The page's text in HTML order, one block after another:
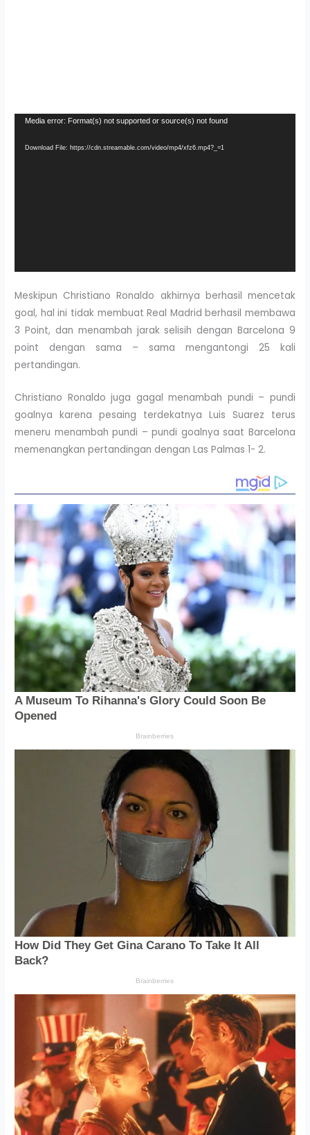
Video
Media error: Format(s) not supported or source(s) not found
Download File: https://cdn.streamable.com/video/mp4/xfz6.mp4?_=1
Meskipun Christiano Ronaldo akhirnya berhasil mencetak
goal, hal ini tidak membuat Real Madrid berhasil membawa
3 Point, dan menambah jarak selisih dengan Barcelona 9
point dengan sama – sama mengantongi 25 kali
pertandingan.
Christiano Ronaldo juga gagal menambah pundi – pundi
goalnya karena pesaing terdekatnya Luis Suarez terus
meneru menambah pundi – pundi goalnya saat Barcelona
memenangkan pertandingan dengan Las Palmas 1- 2.